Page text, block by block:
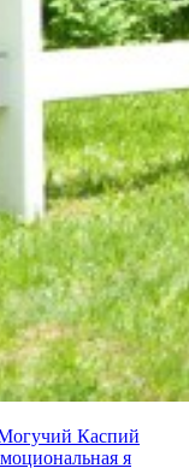
Каспий
я